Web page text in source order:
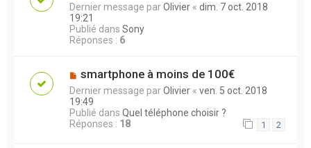
Dernier message parOlivier « dim. 7 oct. 2018
19:21
Publié dans Sony
Réponses : 6
smartphone à moins de 100€
Dernier message parOlivier « ven. 5 oct. 2018
19:49
Publié dans Quel téléphone choisir ?
Réponses : 18 1 2